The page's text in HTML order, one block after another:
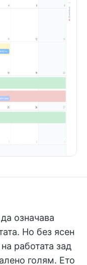
означава
Но без ясен
работата зад
голям. Ето